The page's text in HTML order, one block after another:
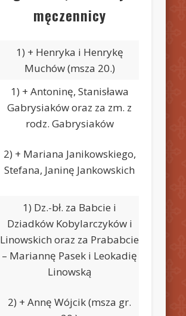
męczennicy
1) + Henryka i Henrykę
Muchów (msza 20.)
1) + Antoninę, Stanisława
Gabrysiaków oraz za zm. z
rodz. Gabrysiaków
2) + Mariana Janikowskiego,
Stefana, Janinę Jankowskich
1) Dz.-bł. za Babcie i
Dziadków Kobylarczyków i
Linowskich oraz za Prababcie
– Mariannę Pasek i Leokadię
Linowską
2) + Annę Wójcik (msza gr.